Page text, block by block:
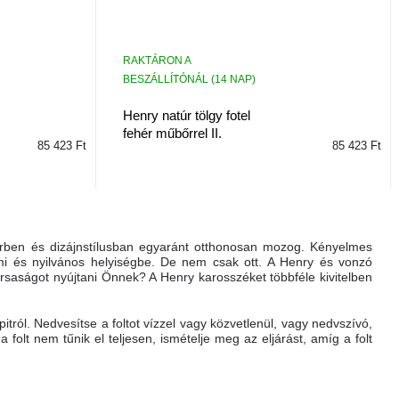
85 423 Ft
Henry natúr tölgy fotel
fehér műbőrrel II.
RAKTÁRON A
BESZÁLLÍTÓNÁL (14 NAP)
85 423 Ft
és dizájnstílusban egyaránt otthonosan mozog. Kényelmes
és nyilvános helyiségbe. De nem csak ott. A Henry és vonzó
nyújtani Önnek?A Henry karosszéket többféle kivitelben
Nedvesítse a foltot vízzel vagy közvetlenül, vagy nedvszívó,
folt nem tűnik el teljesen, ismételje meg az eljárást, amíg a folt